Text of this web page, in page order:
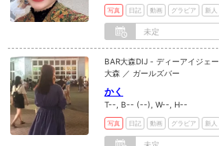
写真 日記 動画 グラビア 新人
未定
BAR大森DIJ - ディーアイジェー
大森 ／ ガールズバー
かく
T--, B-- (--), W--, H--
写真 日記 動画 グラビア 新人